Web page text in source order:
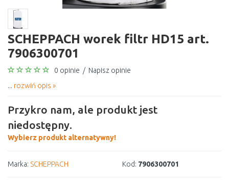
SCHEPPACH worek filtr HD15 art.
7906300701
0 opinie / Napisz opinie
... rozwiń opis »
Przykro nam, ale produkt jest
niedostępny.
Wybierz produkt alternatywny!
Marka: SCHEPPACH Kod: 7906300701